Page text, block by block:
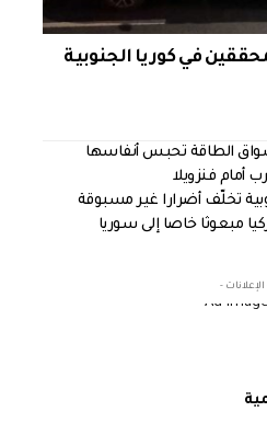
في كوريا الجنوبية
الطاقة تحبس أنفاسها
أمام فنزويلا
تخلّف أضرارا غير مسبوقة
مبعوثا خاصا إلى سوريا
الإعلانات -